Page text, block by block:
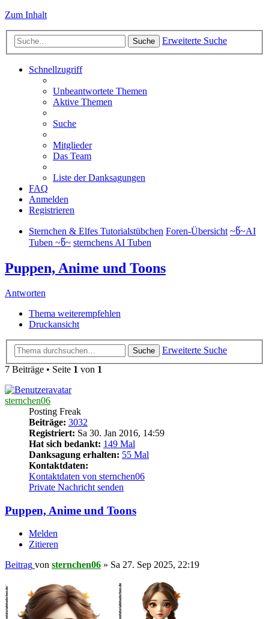
Zum Inhalt
Suche Erweiterte Suche
Schnellzugriff
Unbeantwortete Themen
Aktive Themen
Suche
Mitglieder
Das Team
Liste der Danksagungen
FAQ
Anmelden
Registrieren
Sternchen & Elfes Tutorialstübchen Foren-Übersicht ~წ~AI
Tuben ~წ~ sternchens AI Tuben
Puppen, Anime und Toons
Antworten
Thema weiterempfehlen
Druckansicht
Suche
Erweiterte Suche
7 Beiträge • Seite 1 von 1
sternchen06
Posting Freak
Beiträge: 3032
Registriert: Sa 30. Jan 2016, 14:59
Hat sich bedankt: 149 Mal
Danksagung erhalten: 55 Mal
Kontaktdaten:
Kontaktdaten von sternchen06
Private Nachricht senden
Puppen, Anime und Toons
Melden
Zitieren
Beitrag von sternchen06 » Sa 27. Sep 2025, 22:19